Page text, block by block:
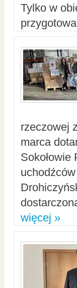
Tylko w
rzeczowej
marca
więcej »